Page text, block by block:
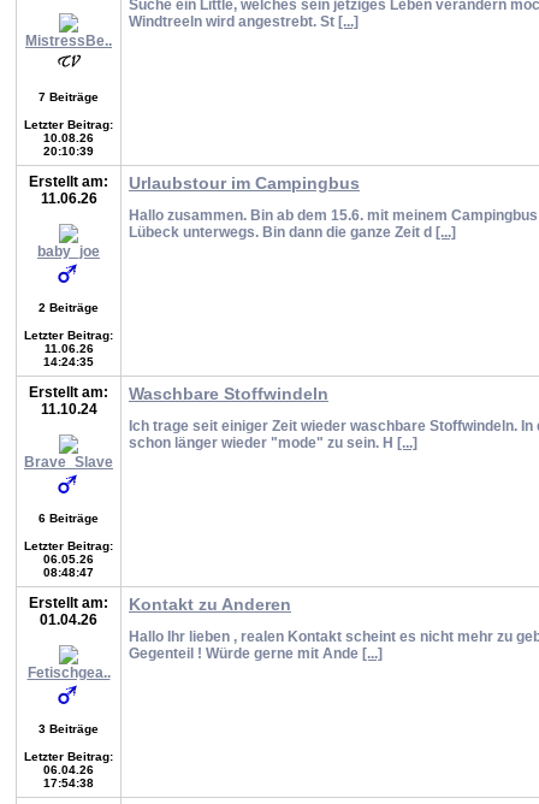
MistressBe..
7 Beiträge
Letzter Beitrag:
10.08.26
20:10:39
Suche ein Little, welches sein jetziges Leben verändern
Windtreeln wird angestrebt. St [...]
Erstellt am:
11.06.26
baby_joe
2 Beiträge
Letzter Beitrag:
11.06.26
14:24:35
Urlaubstour im Campingbus
Hallo zusammen. Bin ab dem 15.6. mit meinem
Lübeck unterwegs. Bin dann die ganze Zeit d [...]
Erstellt am:
11.10.24
Brave_Slave
6 Beiträge
Letzter Beitrag:
06.05.26
08:48:47
Waschbare Stoffwindeln
Ich trage seit einiger Zeit wieder waschbare Stoffwindeln.
schon länger wieder "mode" zu sein. H [...]
Erstellt am:
01.04.26
Fetischgea..
3 Beiträge
Letzter Beitrag:
06.04.26
17:54:38
Kontakt zu Anderen
Hallo Ihr lieben , realen Kontakt scheint es nicht mehr zu
Gegenteil ! Würde gerne mit Ande [...]